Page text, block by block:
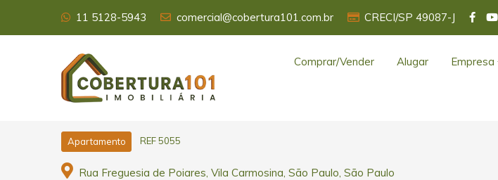
11 5128-5943 comercial@cobertura101.com.br CRECI/SP 49087-J
Comprar/Vender Alugar Empresa
Apartamento REF 5055
Rua Freguesia de Poiares, Vila Carmosina, São Paulo, São Paulo